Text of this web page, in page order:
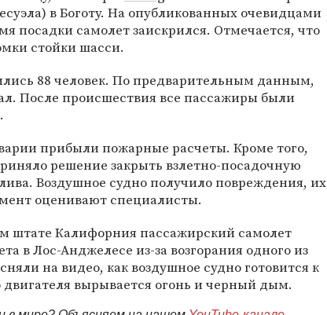
в Боготу. На опубликованных очевидцами
посадки самолет заискрился. Отмечается, что
стойки шасси.
88 человек. По предварительным данным,
После происшествия все пассажиры были
прибыли пожарные расчеты. Кроме того,
решение закрыть взлетно-посадочную
Воздушное судно получило повреждения, их
оценивают специалисты.
штате Калифорния пассажирский самолет
в Лос-Анджелесе из-за возгорания одного из
на видео, как воздушное судно готовится к
двигателя вырывается огонь и черный дым.